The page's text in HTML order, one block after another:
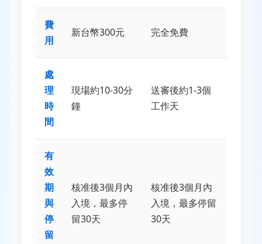
費
用
新台幣300元 完全免費
處
理
時
間
現場約10-30分
鐘
送審後約1-3個
工作天
有
效
期
與
停
留
核准後3個月內
入境，最多停
留30天
核准後3個月內
入境，最多停留
30天